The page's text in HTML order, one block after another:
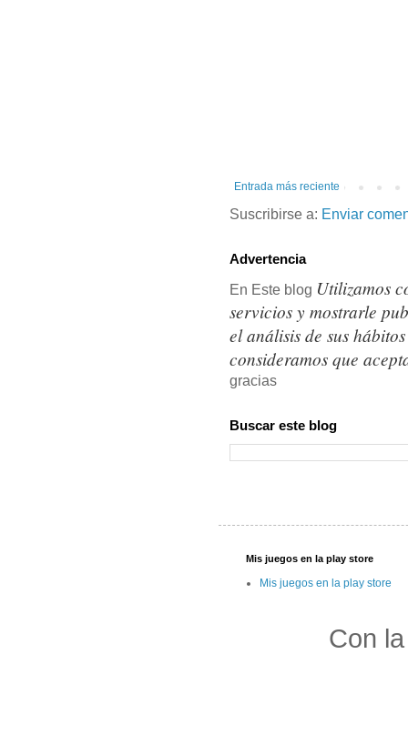
Entrada más reciente
Suscribirse a: Enviar
Advertencia
En Este blog Utilizamos
servicios y mostrarle
el análisis de sus
consideramos que
gracias
Buscar este blog
Mis juegos en la play store
Mis juegos en la play store
Con